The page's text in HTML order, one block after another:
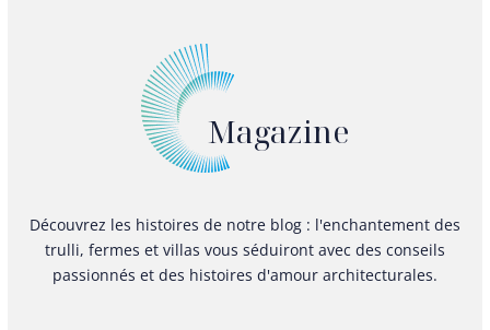
Magazine
Découvrez les histoires de notre blog : l'enchantement des
trulli, fermes et villas vous séduiront avec des conseils
passionnés et des histoires d'amour architecturales.